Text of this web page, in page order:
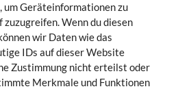
um Geräteinformationen zu
Wenn du diesen
wir Daten wie das
IDs auf dieser Website
Zustimmung nicht erteilst oder
Merkmale und Funktionen